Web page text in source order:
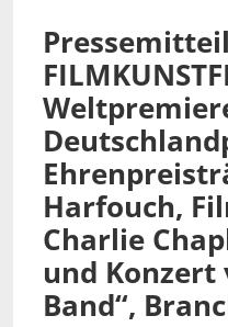
Harfouch,
Charlie
und Konzert
Band“,